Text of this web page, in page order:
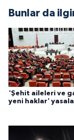
Bunlar da
'Şehit aileleri ve
yeni haklar'